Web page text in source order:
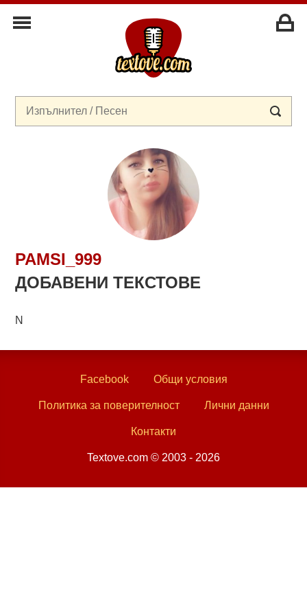
PAMSI_999
ДОБАВЕНИ ТЕКСТОВЕ
N
Facebook Общи условия
Политика за поверителност Лични данни
Контакти
Textove.com © 2003 - 2026